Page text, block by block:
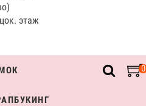
этаж
0